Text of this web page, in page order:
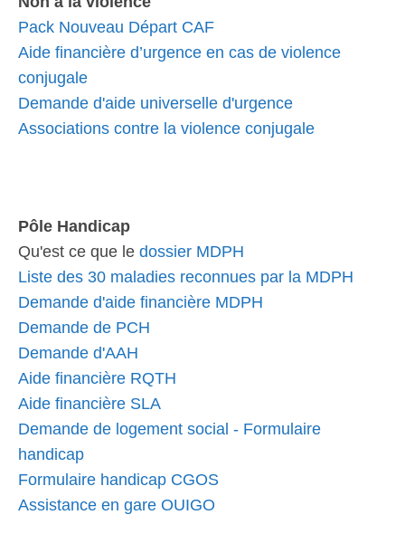
Pack Nouveau Départ CAF
Aide financière d’urgence en cas de violence
conjugale
Demande d'aide universelle d'urgence
Associations contre la violence conjugale
Pôle Handicap
Qu'est ce que le dossier MDPH
Liste des 30 maladies reconnues par la MDPH
Demande d'aide financière MDPH
Demande de PCH
Demande d'AAH
Aide financière RQTH
Aide financière SLA
Demande de logement social - Formulaire
handicap
Formulaire handicap CGOS
Assistance en gare OUIGO